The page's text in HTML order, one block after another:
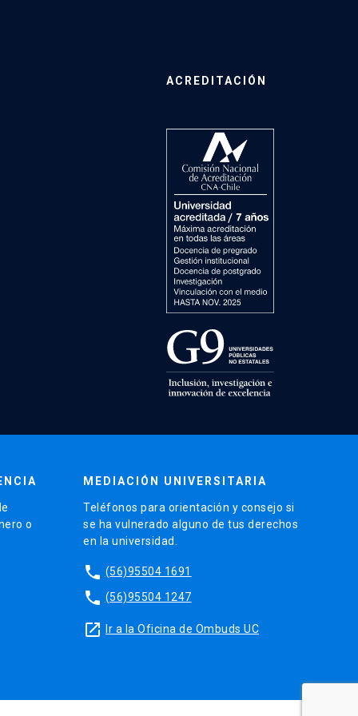
ACREDITACIÓN
o
MEDIACIÓN UNIVERSITARIA
Teléfonos para orientación y consejo si
se ha vulnerado alguno de tus derechos
en la universidad.
phone (56)95504 1691
phone (56)95504 1247
launch Ir a la Oficina de Ombuds UC